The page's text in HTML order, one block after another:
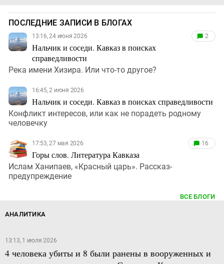
ПОСЛЕДНИЕ ЗАПИСИ В БЛОГАХ
13:16, 24 июня 2026
Нальчик и соседи. Кавказ в поисках
справедливости
2
Река имени Хизира. Или что-то другое?
16:45, 2 июня 2026
Нальчик и соседи. Кавказ в поисках справедливости
Конфликт интересов, или как не порадеть родному
человечку
17:53, 27 мая 2026
Горы слов. Литература Кавказа
16
Ислам Ханипаев, «Красный царь». Рассказ-
предупреждение
ВСЕ БЛОГИ
АНАЛИТИКА
13:13, 1 июля 2026
4 человека убиты и 8 были ранены в вооруженных и